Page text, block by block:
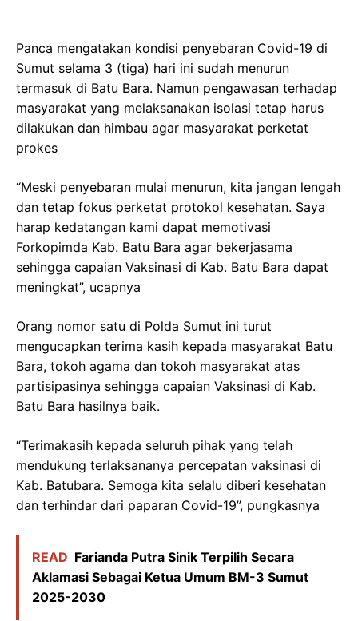
Panca mengatakan kondisi penyebaran Covid-19 di
Sumut selama 3 (tiga) hari ini sudah menurun
termasuk di Batu Bara. Namun pengawasan terhadap
masyarakat yang melaksanakan isolasi tetap harus
dilakukan dan himbau agar masyarakat perketat
prokes
“Meski penyebaran mulai menurun, kita jangan lengah
dan tetap fokus perketat protokol kesehatan. Saya
harap kedatangan kami dapat memotivasi
Forkopimda Kab. Batu Bara agar bekerjasama
sehingga capaian Vaksinasi di Kab. Batu Bara dapat
meningkat”, ucapnya
Orang nomor satu di Polda Sumut ini turut
mengucapkan terima kasih kepada masyarakat Batu
Bara, tokoh agama dan tokoh masyarakat atas
partisipasinya sehingga capaian Vaksinasi di Kab.
Batu Bara hasilnya baik.
“Terimakasih kepada seluruh pihak yang telah
mendukung terlaksananya percepatan vaksinasi di
Kab. Batubara. Semoga kita selalu diberi kesehatan
dan terhindar dari paparan Covid-19”, pungkasnya
READ Farianda Putra Sinik Terpilih Secara
Aklamasi Sebagai Ketua Umum BM-3 Sumut
2025-2030